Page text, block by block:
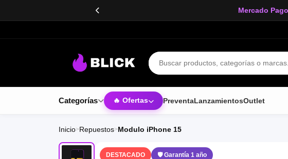
Banco
Buscar productos
Categorías 🔥 Ofertas PreventaLanzamientosOutlet
Inicio>Repuestos>Modulo iPhone 15
DESTACADO 🛡 Garantía 1 año